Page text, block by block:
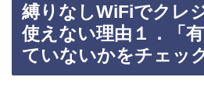
縛りなしWiFiでクレ
使えない理由１．「
ていないかをチェッ